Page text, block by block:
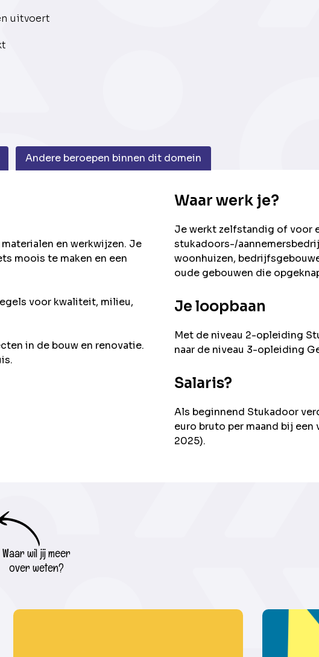
uitvoert
Andere beroepen binnen dit domein
en werkwijzen. Je
moois te maken en een
voor kwaliteit, milieu,
in de bouw en renovatie.
Waar werk je?
Je werkt zelfstandig of voor
stukadoors-/
woonhuizen,
oude gebouwen die
Je loopbaan
Met de niveau 2-opleiding
naar de niveau 3-opleiding
Salaris?
Als beginnend Stukadoor
euro bruto per maand bij
2025).
Waar wil jij meer
over weten?